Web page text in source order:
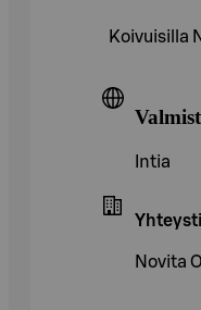
Koivuisilla
Intia
Novita